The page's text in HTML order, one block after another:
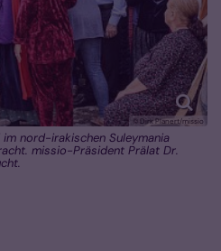
© Dirk Planert/missio
nord-irakischen Suleymania
missio-Präsident Prälat Dr.